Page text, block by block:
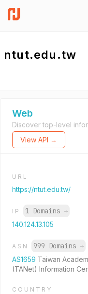
ntut.edu.tw
Web
Discover top-level
View API →
URL
https://ntut.edu.tw/
IP 1 Domains →
140.124.13.105
ASN 999 Domains →
AS1659 Taiwan
(TANet) Information
COUNTRY